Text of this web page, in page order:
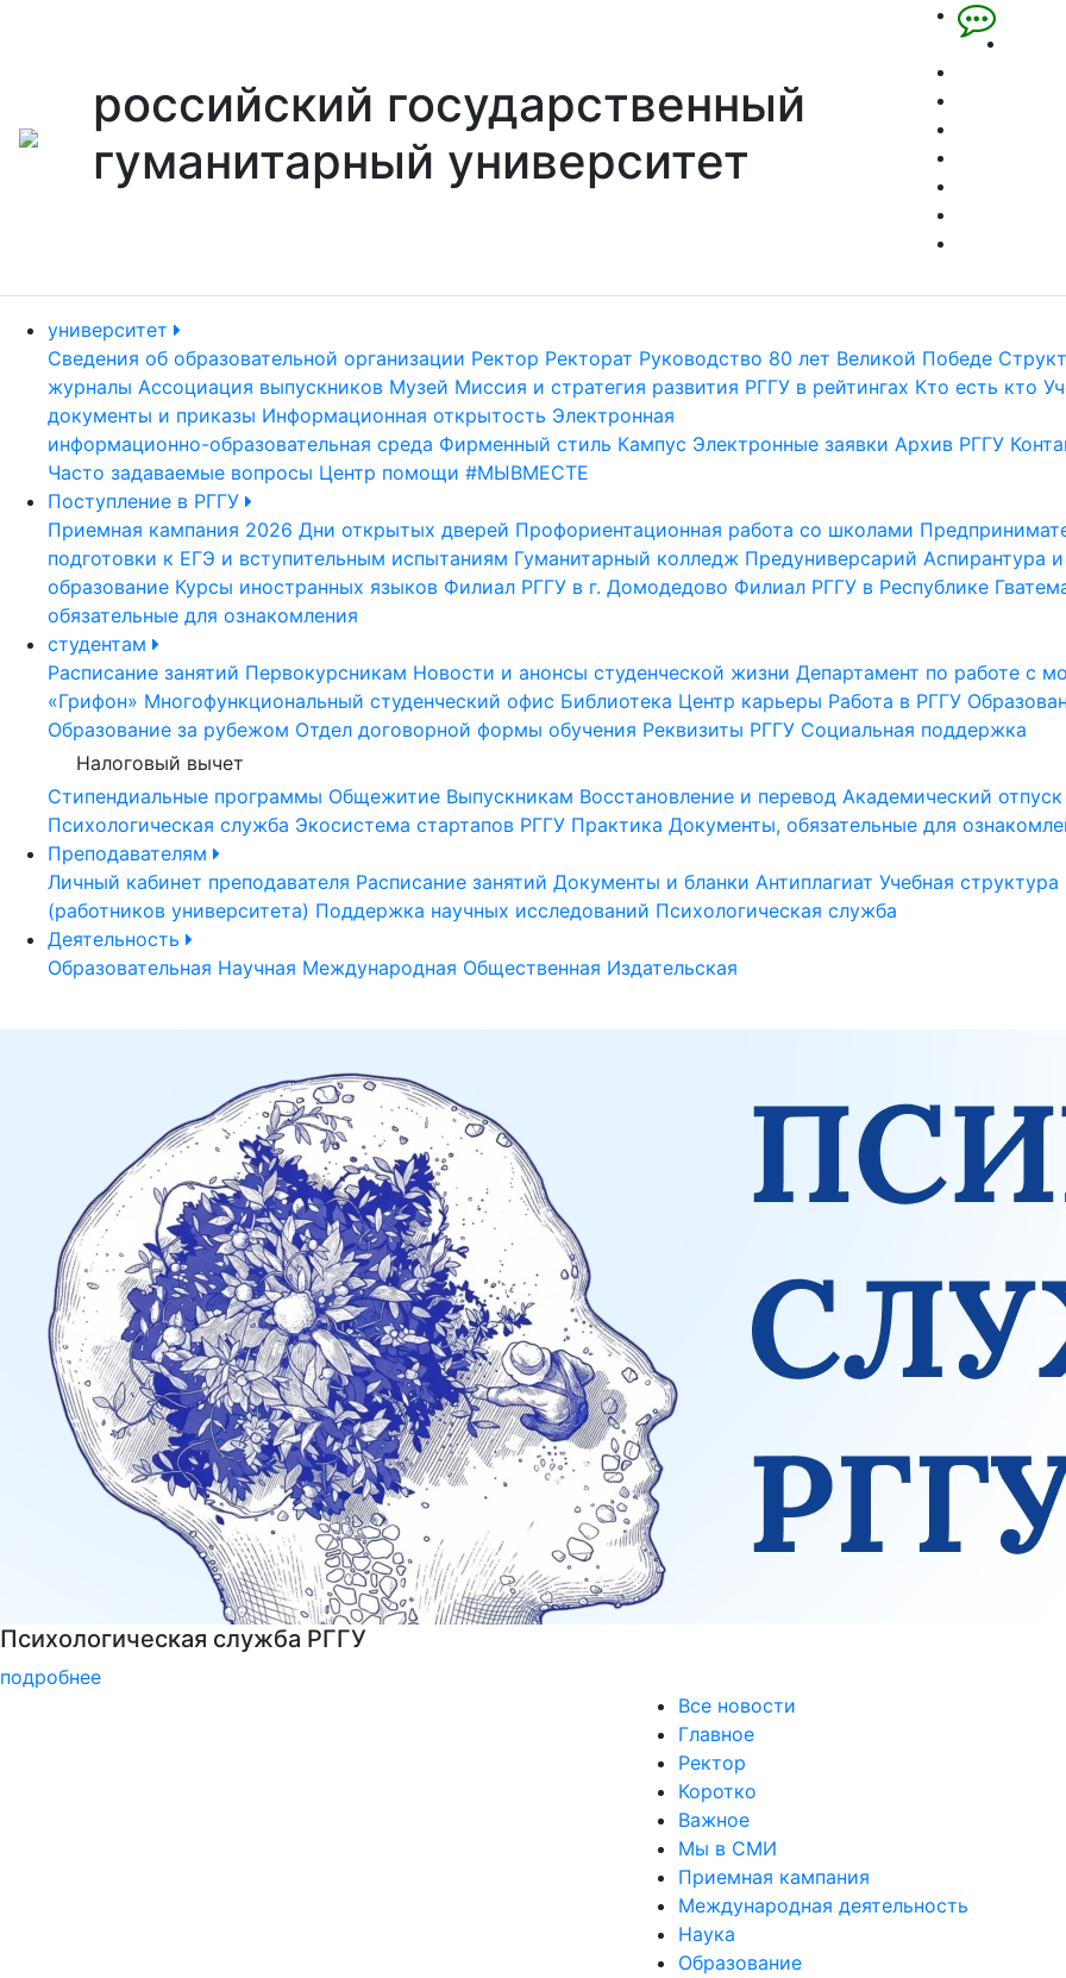
российский государственный
гуманитарный университет
университет
Сведения об образовательной организации Ректор Ректорат Руководство 80 лет Великой Победе
журналы Ассоциация выпускников Музей Миссия и стратегия развития РГГУ в рейтингах Кто есть кто
документы и приказы Информационная открытость Электронная
информационно-образовательная среда Фирменный стиль Кампус Электронные заявки Архив РГГУ
Часто задаваемые вопросы Центр помощи #МЫВМЕСТЕ
Поступление в РГГУ
Приемная кампания 2026 Дни открытых дверей Профориентационная работа со школами
подготовки к ЕГЭ и вступительным испытаниям Гуманитарный колледж Предуниверсарий Аспирантура
образование Курсы иностранных языков Филиал РГГУ в г. Домодедово Филиал РГГУ в Республике
обязательные для ознакомления
студентам
Расписание занятий Первокурсникам Новости и анонсы студенческой жизни Департамент по работе с
«Грифон» Многофункциональный студенческий офис Библиотека Центр карьеры Работа в РГГУ
Образование за рубежом Отдел договорной формы обучения Реквизиты РГГУ Социальная поддержка
Налоговый вычет
Стипендиальные программы Общежитие Выпускникам Восстановление и перевод Академический отпуск
Психологическая служба Экосистема стартапов РГГУ Практика Документы, обязательные для
Преподавателям
Личный кабинет преподавателя Расписание занятий Документы и бланки Антиплагиат Учебная структура
(работников университета) Поддержка научных исследований Психологическая служба
Деятельность
Образовательная Научная Международная Общественная Издательская
Курсы немецкого языка
подробнее
Previous
Все новости
Главное
Ректор
Коротко
Важное
Мы в СМИ
Приемная кампания
Международная деятельность
Наука
Образование